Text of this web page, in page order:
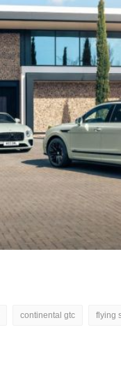
continental gtc flying